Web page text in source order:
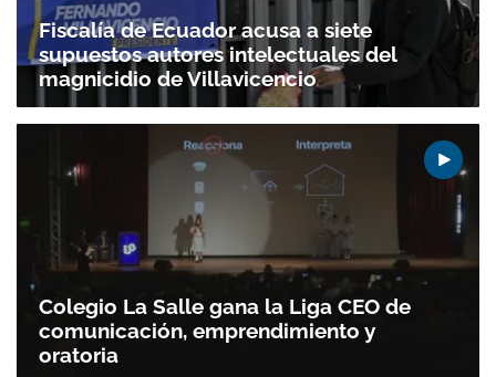
Gracias por suscribirte a nuestro boletín.
ACEPTAR
Fiscalía de Ecuador acusa a siete
supuestos autores intelectuales del
magnicidio de Villavicencio
Colegio La Salle gana la Liga CEO de
comunicación, emprendimiento y
oratoria